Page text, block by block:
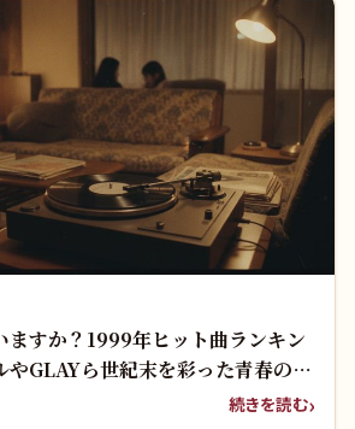
ますか？1999年ヒット曲ランキン
やGLAYら世紀末を彩った青春の名
続きを読む